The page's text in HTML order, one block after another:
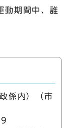
動期間中、誰
係内）（市